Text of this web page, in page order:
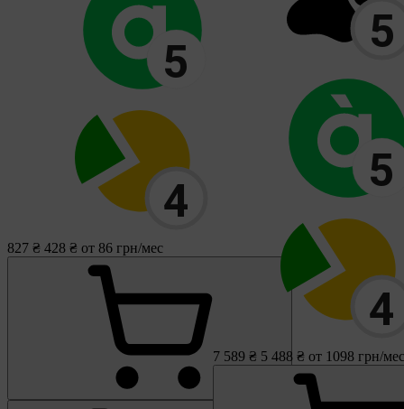
827 ₴ 428 ₴ от 86 грн/мес
7 589 ₴ 5 488 ₴ от 1098 грн/мес